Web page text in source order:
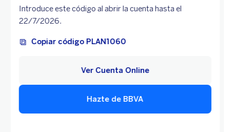
Introduce este código al abrir la cuenta hasta el
22/7/2026.
Copiar código PLAN1060
Hazte de BBVA
Ver Cuenta Online